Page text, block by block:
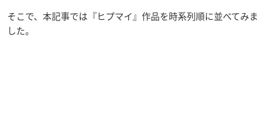
そこで、本記事では『ヒプマイ』作品を時系列順に並べてみま
した。